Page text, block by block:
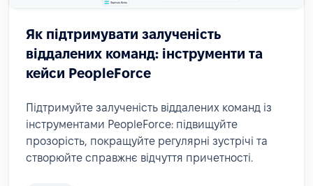
Як підтримувати залученість
віддалених команд: інструменти та
кейси PeopleForce
Підтримуйте залученість віддалених команд із
інструментами PeopleForce: підвищуйте
прозорість, покращуйте регулярні зустрічі та
створюйте справжнє відчуття причетності.